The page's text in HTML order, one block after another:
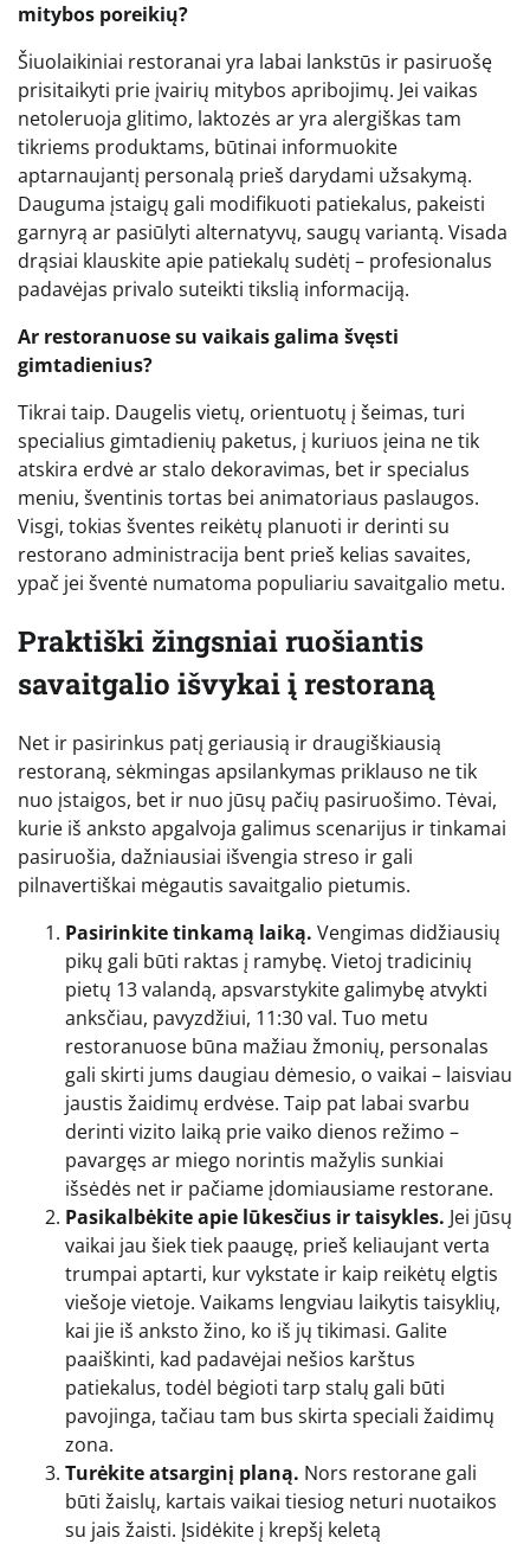
mitybos poreikių?
Šiuolaikiniai restoranai yra labai lankstūs ir pasiruošę
prisitaikyti prie įvairių mitybos apribojimų. Jei vaikas
netoleruoja glitimo, laktozės ar yra alergiškas tam
tikriems produktams, būtinai informuokite
aptarnaujantį personalą prieš darydami užsakymą.
Dauguma įstaigų gali modifikuoti patiekalus, pakeisti
garnyrą ar pasiūlyti alternatyvų, saugų variantą. Visada
drąsiai klauskite apie patiekalų sudėtį – profesionalus
padavėjas privalo suteikti tikslią informaciją.
Ar restoranuose su vaikais galima švęsti
gimtadienius?
Tikrai taip. Daugelis vietų, orientuotų į šeimas, turi
specialius gimtadienių paketus, į kuriuos įeina ne tik
atskira erdvė ar stalo dekoravimas, bet ir specialus
meniu, šventinis tortas bei animatoriaus paslaugos.
Visgi, tokias šventes reikėtų planuoti ir derinti su
restorano administracija bent prieš kelias savaites,
ypač jei šventė numatoma populiariu savaitgalio metu.
Praktiški žingsniai ruošiantis
savaitgalio išvykai į restoraną
Net ir pasirinkus patį geriausią ir draugiškiausią
restoraną, sėkmingas apsilankymas priklauso ne tik
nuo įstaigos, bet ir nuo jūsų pačių pasiruošimo. Tėvai,
kurie iš anksto apgalvoja galimus scenarijus ir tinkamai
pasiruošia, dažniausiai išvengia streso ir gali
pilnavertiškai mėgautis savaitgalio pietumis.
Pasirinkite tinkamą laiką. Vengimas didžiausių
pikų gali būti raktas į ramybę. Vietoj tradicinių
pietų 13 valandą, apsvarstykite galimybę atvykti
anksčiau, pavyzdžiui, 11:30 val. Tuo metu
restoranuose būna mažiau žmonių, personalas
gali skirti jums daugiau dėmesio, o vaikai – laisviau
jaustis žaidimų erdvėse. Taip pat labai svarbu
derinti vizito laiką prie vaiko dienos režimo –
pavargęs ar miego norintis mažylis sunkiai
išsėdės net ir pačiame įdomiausiame restorane.
Pasikalbėkite apie lūkesčius ir taisykles. Jei jūsų
vaikai jau šiek tiek paaugę, prieš keliaujant verta
trumpai aptarti, kur vykstate ir kaip reikėtų elgtis
viešoje vietoje. Vaikams lengviau laikytis taisyklių,
kai jie iš anksto žino, ko iš jų tikimasi. Galite
paaiškinti, kad padavėjai nešios karštus
patiekalus, todėl bėgioti tarp stalų gali būti
pavojinga, tačiau tam bus skirta speciali žaidimų
zona.
Turėkite atsarginį planą. Nors restorane gali
būti žaislų, kartais vaikai tiesiog neturi nuotaikos
su jais žaisti. Įsidėkite į krepšį keletą